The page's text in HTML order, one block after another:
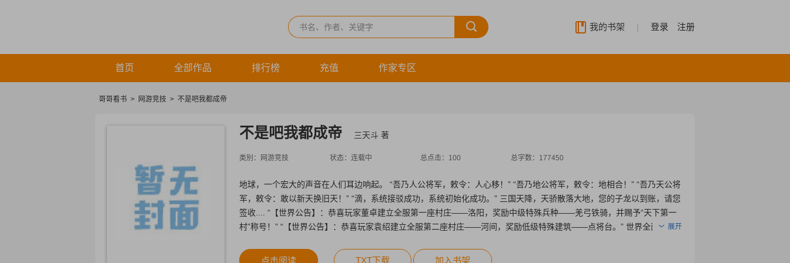
我的书架 | 登录 注册
首页 全部作品 排行榜 充值 作家专区
哥哥看书 > 网游竞技 > 不是吧我都成帝
不是吧我都成帝 三天斗 著
类别： 网游竞技 状态： 连载中 总点击： 100 总字数： 177450
地球，一个宏大的声音在人们耳边响起。 “吾乃人公将军，敕令：人心移！” “吾乃地公将军，敕令：地相合！” “吾乃天公将
军，敕令：敢以新天换旧天！” “滴，系统接驳成功，系统初始化成功。” 三国天降，天骄散落大地，您的子龙以到账，请您
签收.... “【世界公告】：恭喜玩家董卓建立全服第一座村庄——洛阳，奖励中级特殊兵种——羌弓铁骑，并赐予“天下第一
村”称号！” “【世界公告】：恭喜玩家袁绍建立全服第二座村庄——河间，奖励低级特殊建筑——点将台。” 世界全面数据展开
点击阅读 TXT下载 加入书架